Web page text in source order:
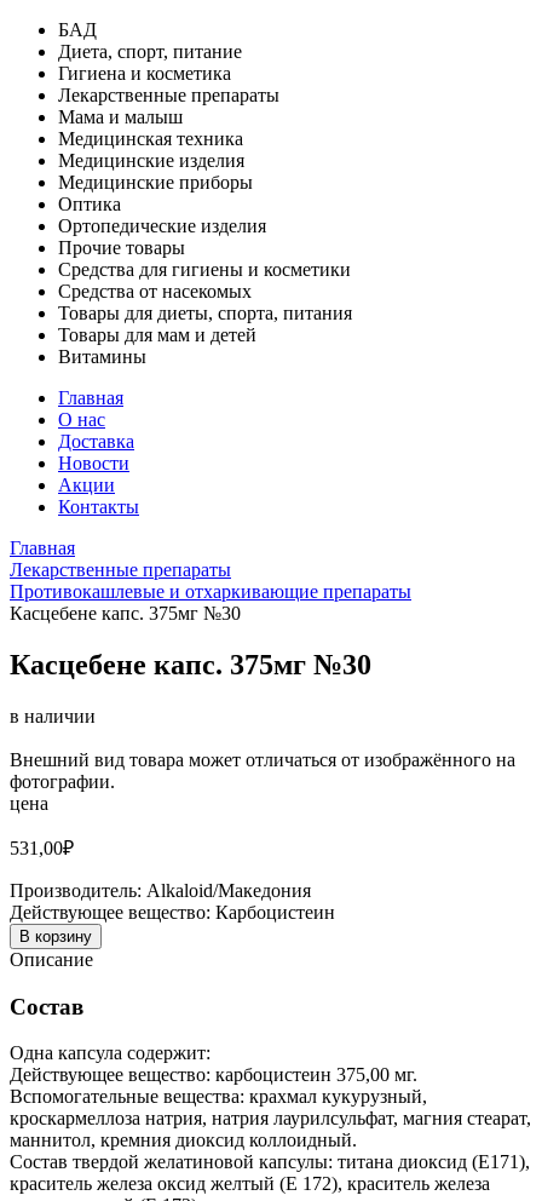
БАД
Диета, спорт, питание
Гигиена и косметика
Лекарственные препараты
Мама и малыш
Медицинская техника
Медицинские изделия
Медицинские приборы
Оптика
Ортопедические изделия
Прочие товары
Средства для гигиены и косметики
Средства от насекомых
Товары для диеты, спорта, питания
Товары для мам и детей
Витамины
Главная
О нас
Доставка
Новости
Акции
Контакты
Главная
Лекарственные препараты
Противокашлевые и отхаркивающие препараты
Касцебене капс. 375мг №30
Касцебене капс. 375мг №30
в наличии
Внешний вид товара может отличаться от изображённого на
фотографии.
цена
531,00₽
Производитель: Alkaloid/Македония
Действующее вещество: Карбоцистеин
В корзину
Описание
Состав
Одна капсула содержит:
Действующее вещество: карбоцистеин 375,00 мг.
Вспомогательные вещества: крахмал кукурузный,
кроскармеллоза натрия, натрия лаурилсульфат, магния стеарат,
маннитол, кремния диоксид коллоидный.
Состав твердой желатиновой капсулы: титана диоксид (E171),
краситель железа оксид желтый (E 172), краситель железа